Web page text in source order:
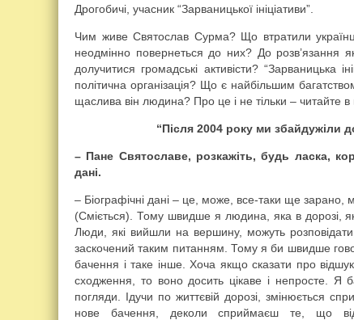
Дрогобичі, учасник “Зарваницької ініціативи”.
Чим живе Святослав Сурма? Що втратили
неодмінно повернеться до них? До розв’язання
долучитися громадські активісти? “Зарваницька
політична організація? Що є найбільшим
щаслива він людина? Про це і не тільки – читайте в
“Після 2004 року ми збайдужіли
– Пане Святославе, розкажіть, будь ласка,
дані.
– Біографічні дані – це, може, все-таки ще зарано,
(Сміється). Тому швидше я людина, яка в дорозі,
Люди, які вийшли на вершину, можуть
заскочений таким питанням. Тому я би швидше
бачення і таке інше. Хоча якщо сказати про
сходження, то воно досить цікаве і непросте. Я
погляди. Ідучи по життєвій дорозі, змінюється
нове бачення, деколи сприймаєш те, що